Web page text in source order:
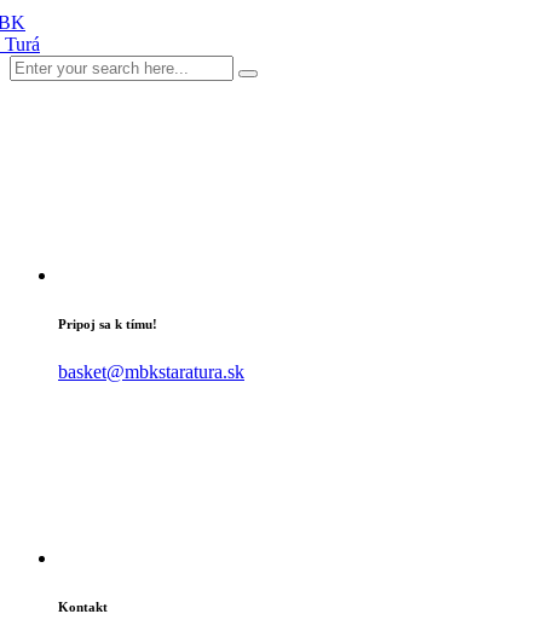
Pripoj sa k tímu!
basket@mbkstaratura.sk
Kontakt